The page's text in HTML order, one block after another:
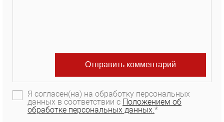
Я согласен(на) на обработку персональных
данных в соответствии с Положением об
обработке персональных данных.*